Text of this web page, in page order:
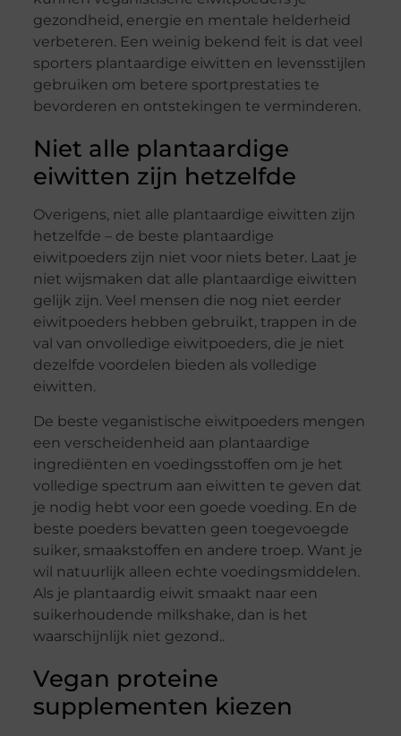
gezondheid, energie en mentale helderheid
verbeteren. Een weinig bekend feit is dat veel
sporters plantaardige eiwitten en levensstijlen
gebruiken om betere sportprestaties te
bevorderen en ontstekingen te verminderen.
Niet alle plantaardige
eiwitten zijn hetzelfde
Overigens, niet alle plantaardige eiwitten zijn
hetzelfde – de beste plantaardige
eiwitpoeders zijn niet voor niets beter. Laat je
niet wijsmaken dat alle plantaardige eiwitten
gelijk zijn. Veel mensen die nog niet eerder
eiwitpoeders hebben gebruikt, trappen in de
val van onvolledige eiwitpoeders, die je niet
dezelfde voordelen bieden als volledige
eiwitten.
De beste veganistische eiwitpoeders mengen
een verscheidenheid aan plantaardige
ingrediënten en voedingsstoffen om je het
volledige spectrum aan eiwitten te geven dat
je nodig hebt voor een goede voeding. En de
beste poeders bevatten geen toegevoegde
suiker, smaakstoffen en andere troep. Want je
wil natuurlijk alleen echte voedingsmiddelen.
Als je plantaardig eiwit smaakt naar een
suikerhoudende milkshake, dan is het
waarschijnlijk niet gezond..
Vegan proteine
supplementen kiezen